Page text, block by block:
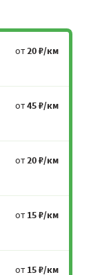
от20 ₽/км
от45 ₽/км
от20 ₽/км
от 15 ₽/км
от 15 ₽/км